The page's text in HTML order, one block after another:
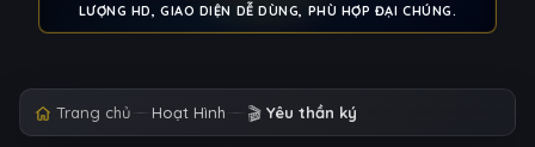
LƯỢNG HD, GIAO DIỆN DỄ DÙNG, PHÙ HỢP ĐẠI CHÚNG.
Trang chủ Hoạt Hình 🎬 Yêu thần ký